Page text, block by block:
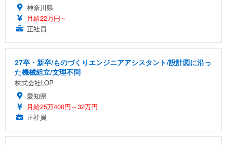
神奈川県
月給22万円～
正社員
27卒・新卒/ものづくりエンジニアアシスタント/設計図に沿っ
た機械組立/文理不問
株式会社LOP
愛知県
月給25万400円～32万円
正社員